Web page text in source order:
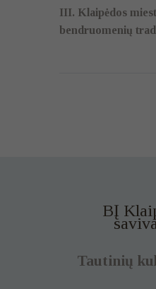
III. Klaipėdos
bendruomenių
BĮ
Tautinių